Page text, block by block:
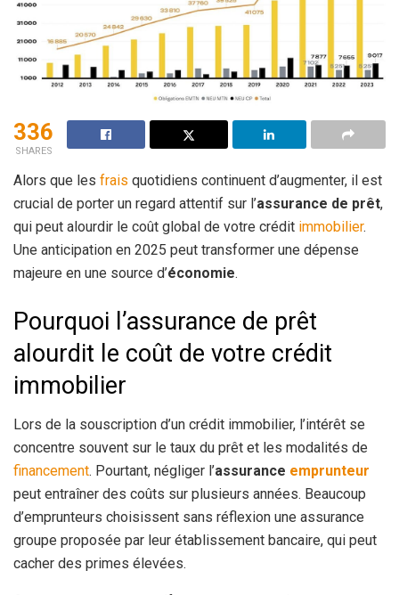
336
SHARES
Alors que les frais quotidiens continuent d’augmenter, il est
crucial de porter un regard attentif sur l’assurance de prêt,
qui peut alourdir le coût global de votre crédit immobilier.
Une anticipation en 2025 peut transformer une dépense
majeure en une source d’économie.
Pourquoi l’assurance de prêt
alourdit le coût de votre crédit
immobilier
Lors de la souscription d’un crédit immobilier, l’intérêt se
concentre souvent sur le taux du prêt et les modalités de
financement. Pourtant, négliger l’assurance emprunteur
peut entraîner des coûts sur plusieurs années. Beaucoup
d’emprunteurs choisissent sans réflexion une assurance
groupe proposée par leur établissement bancaire, qui peut
cacher des primes élevées.